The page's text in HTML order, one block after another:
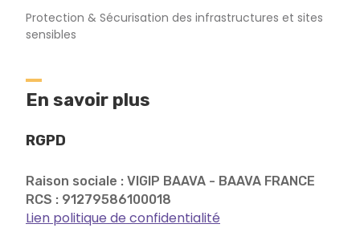
Protection & Sécurisation des infrastructures et sites
sensibles
En savoir plus
RGPD
Raison sociale : VIGIP BAAVA - BAAVA FRANCE
RCS : 91279586100018
Lien politique de confidentialité